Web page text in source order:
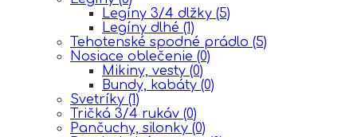
Legíny 3/4 dlžky (5)
Legíny dlhé (1)
Tehotenské spodné prádlo (5)
Nosiace oblečenie (0)
Mikiny, vesty (0)
Bundy, kabáty (0)
Svetríky (1)
Tričká 3/4 rukáv (0)
Pančuchy, silonky (0)